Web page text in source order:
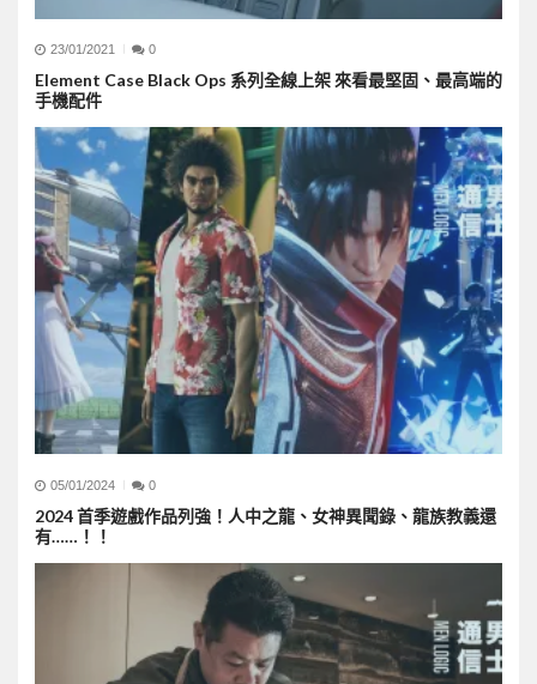
23/01/2021 0
Element Case Black Ops 系列全線上架 來看最堅固、最高端的
手機配件
05/01/2024 0
2024 首季遊戲作品列強！人中之龍、女神異聞錄、龍族教義還
有……！！